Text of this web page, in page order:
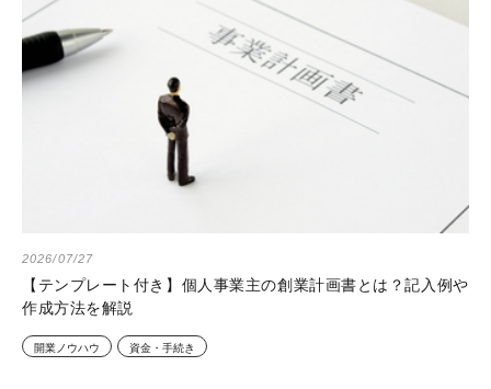
2026/07/27
【テンプレート付き】個人事業主の創業計画書とは？記入例や
作成方法を解説
開業ノウハウ 資金・手続き